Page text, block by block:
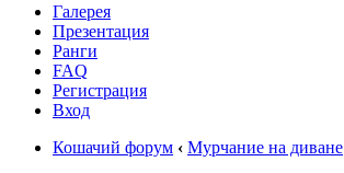
Галерея
Презентация
Ранги
FAQ
Регистрация
Вход
Кошачий форум ‹ Мурчание на диване